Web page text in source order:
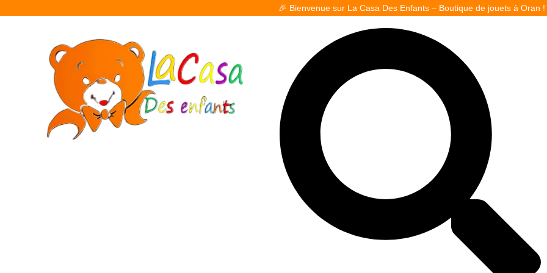
🎉 Bienvenue sur La Casa Des Enfants – Boutique de jouets à Oran ! 🎁